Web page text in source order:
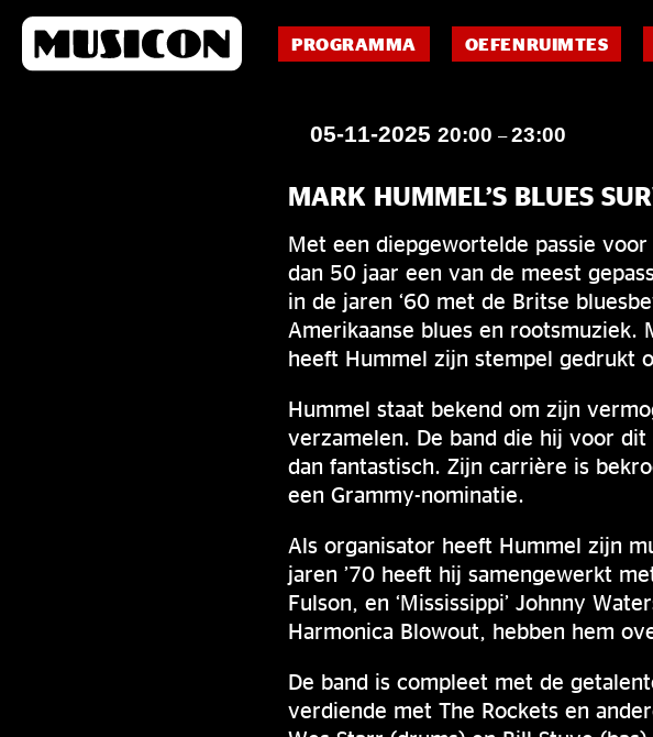
PROGRAMMA OEFENRUIMTES
05-11-2025 20:00 –23:00
MARK HUMMEL’S BLUES
Met een diepgewortelde passie
dan 50 jaar een van de meest
in de jaren ‘60 met de Britse
Amerikaanse blues en rootsmuziek.
heeft Hummel zijn stempel gedrukt
Hummel staat bekend om zijn
verzamelen. De band die hij voor
dan fantastisch. Zijn carrière is
een Grammy-nominatie.
Als organisator heeft Hummel zijn
jaren ’70 heeft hij samengewerkt
Fulson, en ‘Mississippi’ Johnny
Harmonica Blowout, hebben hem
De band is compleet met de
verdiende met The Rockets en